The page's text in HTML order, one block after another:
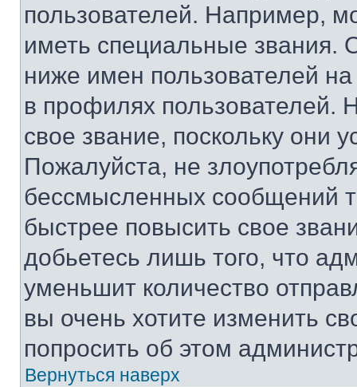
пользователей. Например,
иметь специальные звания.
ниже имен пользователей
в профилях
свое звание, поскольку они
Пожалуйста, не
бессмысленных сообщений
быстрее повысить свое
добьетесь лишь того, что
уменьшит количество
вы очень хотите изменить
попросить об этом
Вернуться наверх